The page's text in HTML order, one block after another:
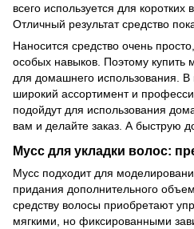
всего используется для
Отличный результат средство
Наносится средство очень
особых навыков. Поэтому
для домашнего использования.
широкий ассортимент и
подойдут для использования
вам и делайте заказ. А быструю
Мусс для укладки волос:
Мусс подходит для
придания дополнительного
средству волосы приобретают
мягкими, но фиксированными